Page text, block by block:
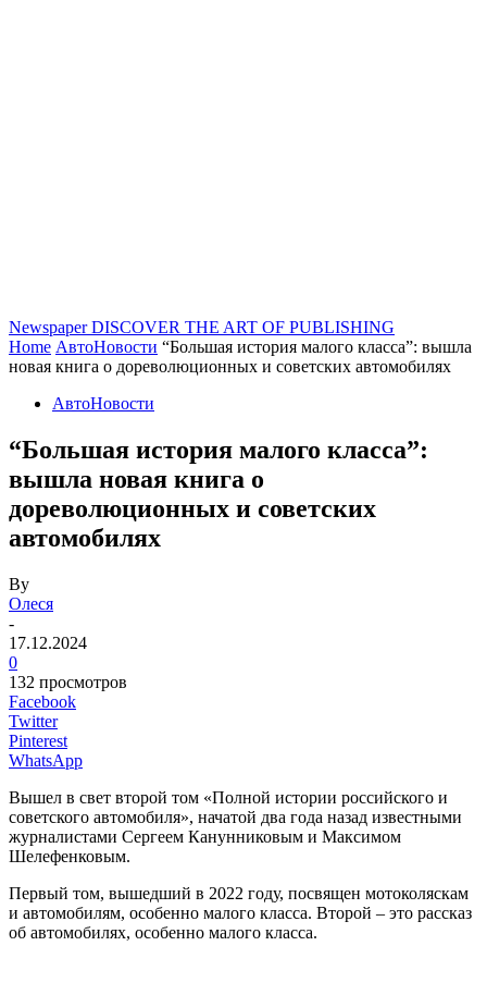
Newspaper DISCOVER THE ART OF PUBLISHING
Home АвтоНовости “Большая история малого класса”: вышла
новая книга о дореволюционных и советских автомобилях
АвтоНовости
“Большая история малого класса”:
вышла новая книга о
дореволюционных и советских
автомобилях
By
Олеся
-
17.12.2024
0
132 просмотров
Facebook
Twitter
Pinterest
WhatsApp
Вышел в свет второй том «Полной истории российского и
советского автомобиля», начатой два года назад известными
журналистами Сергеем Канунниковым и Максимом
Шелефенковым.
Первый том, вышедший в 2022 году, посвящен мотоколяскам
и автомобилям, особенно малого класса. Второй – это рассказ
об автомобилях, особенно малого класса.